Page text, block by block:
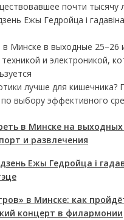
почти тысячу
Ежы Гедройца і
в Минске в выходные 25–26
и электроникой,
лучше для кишечника?
выбору эффективного
в Минске на выходных
и развлечения
Ежы Гедройца і
в Минске: как
концерт в филармонии